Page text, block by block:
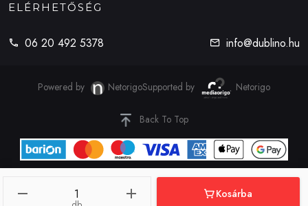
Kosárba
ELÉRHETŐSÉG
06 20 492 5378 info@dublino.hu
Powered by NetorigoSupported by Netorigo
Back To Top
© 2022 - Dublino | Minden jog fenttartva!